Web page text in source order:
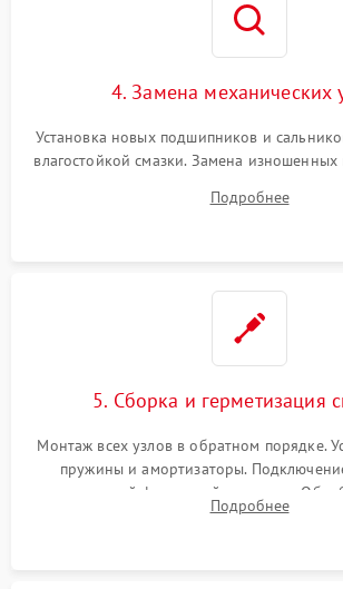
4. Замена механических
Установка новых подшипников и
влагостойкой смазки. Замена изношенных
или поврежденной резиновой
Подробнее
5. Сборка и герметизация
Монтаж всех узлов в обратном порядке.
пружины и амортизаторы.
надежной фиксацией хомутами.
герметиком для предотвращения
Подробнее